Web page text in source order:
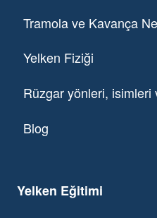
Tramola ve Kavança
Yelken Fiziği
Rüzgar yönleri, isimleri
Blog
Yelken Eğitimi